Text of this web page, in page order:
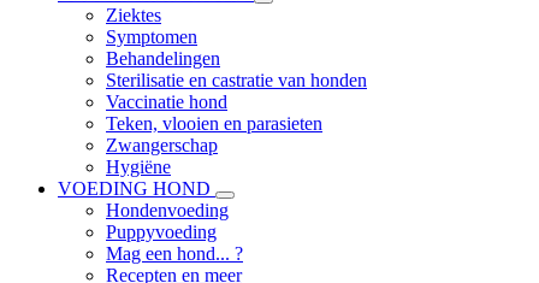
Ziektes
Symptomen
Behandelingen
Sterilisatie en castratie van honden
Vaccinatie hond
Teken, vlooien en parasieten
Zwangerschap
Hygiëne
VOEDING HOND
Hondenvoeding
Puppyvoeding
Mag een hond... ?
Recepten en meer